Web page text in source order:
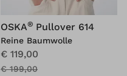
OSKA® Pullover 614
Reine Baumwolle
€ 119,00
€ 199,00